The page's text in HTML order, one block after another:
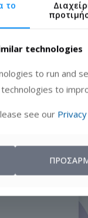
το
technologies
to run and
to
see our